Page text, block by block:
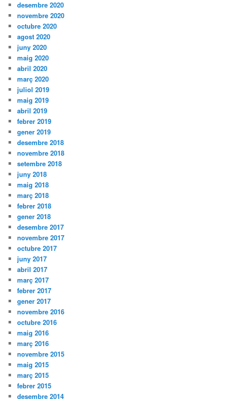
desembre 2020
novembre 2020
octubre 2020
agost 2020
juny 2020
maig 2020
abril 2020
març 2020
juliol 2019
maig 2019
abril 2019
febrer 2019
gener 2019
desembre 2018
novembre 2018
setembre 2018
juny 2018
maig 2018
març 2018
febrer 2018
gener 2018
desembre 2017
novembre 2017
octubre 2017
juny 2017
abril 2017
març 2017
febrer 2017
gener 2017
novembre 2016
octubre 2016
maig 2016
març 2016
novembre 2015
maig 2015
març 2015
febrer 2015
desembre 2014